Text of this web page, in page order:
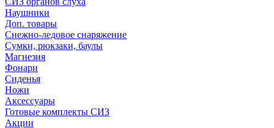
Наушники
Доп. товары
Снежно-ледовое снаряжение
Сумки, рюкзаки, баулы
Магнезия
Фонари
Сиденья
Ножи
Аксессуары
Готовые комплекты СИЗ
Акции